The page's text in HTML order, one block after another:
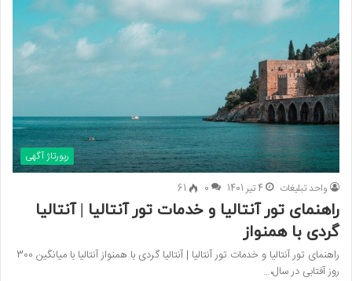
رپورتاژ آگهی
واحد تبلیغات 4 تیر 1401 0
61
راهنمای تور آنتالیا و خدمات تور آنتالیا | آنتالیا
گردی با همنواز
راهنمای تور آنتالیا و خدمات تور آنتالیا | آنتالیا گردی با همنواز آنتالیا با میانگین 300
روز آفتابی در سال،…